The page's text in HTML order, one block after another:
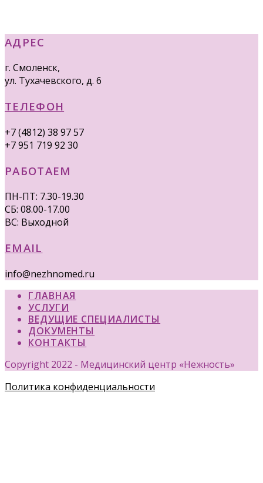
АДРЕС
г. Смоленск,
ул. Тухачевского, д. 6
ТЕЛЕФОН
+7 (4812) 38 97 57
+7 951 719 92 30
РАБОТАЕМ
ПН-ПТ: 7.30-19.30
СБ: 08.00-17.00
ВС: Выходной
EMAIL
info@nezhnomed.ru
ГЛАВНАЯ
УСЛУГИ
ВЕДУЩИЕ СПЕЦИАЛИСТЫ
ДОКУМЕНТЫ
КОНТАКТЫ
Copyright 2022 - Медицинский центр «Нежность»
Политика конфиденциальности